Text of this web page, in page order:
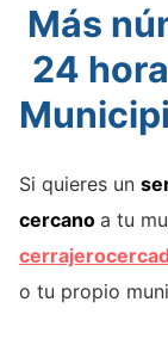
Más
24
Si quieres un
cercano a tu
o tu propio